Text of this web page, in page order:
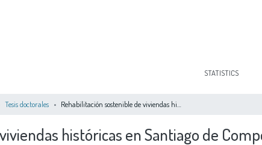
STATISTICS
Tesis doctorales
históricas en Santiago de